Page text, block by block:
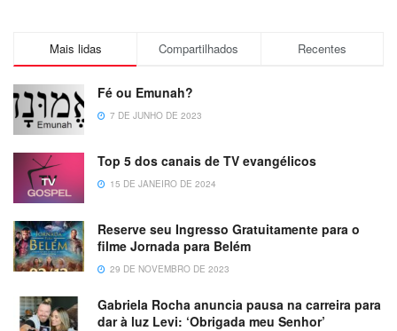
Mais lidas Compartilhados Recentes
Fé ou Emunah?
7 DE JUNHO DE 2023
Top 5 dos canais de TV evangélicos
15 DE JANEIRO DE 2024
Reserve seu Ingresso Gratuitamente para o
filme Jornada para Belém
29 DE NOVEMBRO DE 2023
Gabriela Rocha anuncia pausa na carreira para
dar à luz Levi: ‘Obrigada meu Senhor’